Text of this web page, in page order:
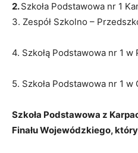
2.Szkoła Podstawowa nr 1
3. Zespół Szkolno –
4. Szkołą Podstawowa nr 1 w
5. Szkoła Podstawowa nr 1
Szkoła Podstawowa z
Finału Wojewódzkiego,